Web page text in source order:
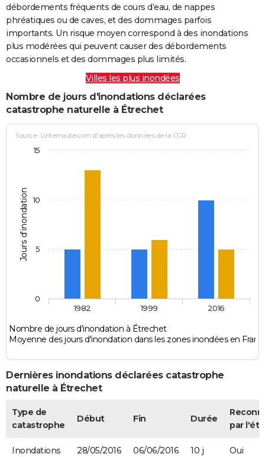
débordements fréquents de cours d’eau, de nappes
phréatiques ou de caves, et des dommages parfois
importants. Un risque moyen correspond à des inondations
plus modérées qui peuvent causer des débordements
occasionnels et des dommages plus limités.
Villes les plus inondées
Nombre de jours d'inondations déclarées
catastrophe naturelle à Étrechet
Jours d'inondation
Source : Linternaute.com d'après les données de la CCR
Nombre de jours d'inondation à Étrechet
Moyenne des jours d'inondation dans les zones inondées en
1982 1999 2016
0
5
10
15
Dernières inondations déclarées catastrophe
naturelle à Étrechet
Type de
catastrophe
Début Fin Durée
par
Inondations
28/05/2016 06/06/2016 10 j Oui